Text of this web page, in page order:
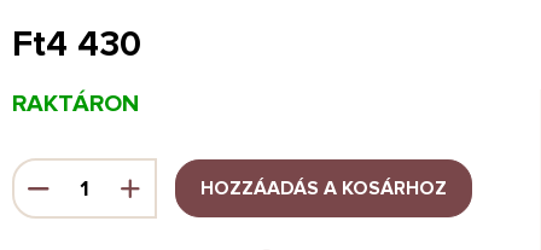
Ft4 430
Egységár:
RAKTÁRON
HOZZÁADÁS A KOSÁRHOZ